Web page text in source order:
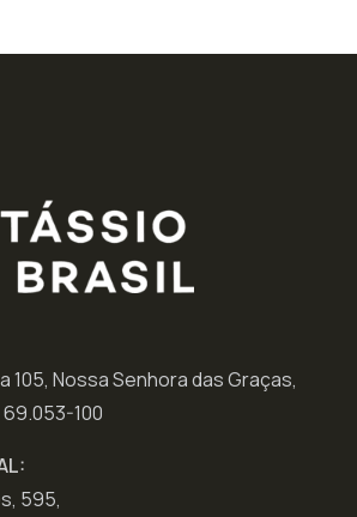
105, Nossa Senhora das Graças,
100
595,